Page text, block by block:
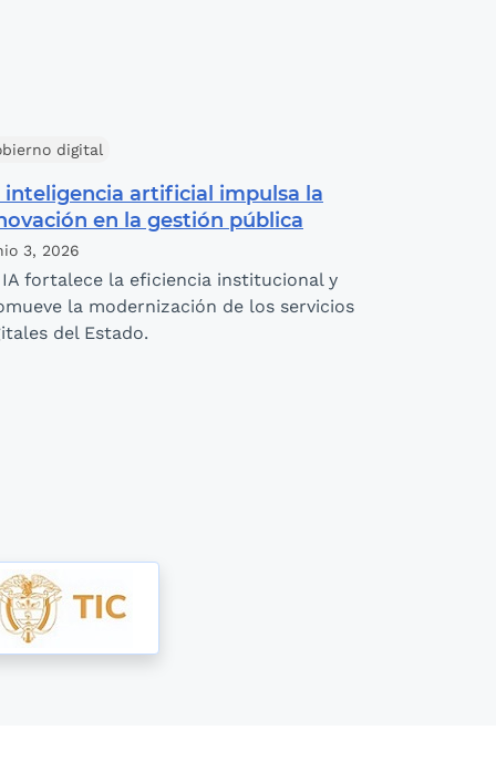
digital
inteligencia artificial impulsa la
en la gestión pública
3, 2026
fortalece la eficiencia institucional y
la modernización de los servicios
del Estado.
Mintic